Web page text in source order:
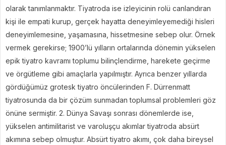
olarak tanımlanmaktır. Tiyatroda ise izleyicinin rolü canlandıran
kişi ile empati kurup, gerçek hayatta deneyimleyemediği hisleri
deneyimlemesine, yaşamasına, hissetmesine sebep olur. Örnek
vermek gerekirse; 1900’lü yılların ortalarında dönemin yükselen
epik tiyatro kavramı toplumu bilinçlendirme, harekete geçirme
ve örgütleme gibi amaçlarla yapılmıştır. Ayrıca benzer yıllarda
gördüğümüz grotesk tiyatro öncülerinden F. Dürrenmatt
tiyatrosunda da bir çözüm sunmadan toplumsal problemleri göz
önüne sermiştir. 2. Dünya Savaşı sonrası dönemlerde ise,
yükselen antimilitarist ve varoluşçu akımlar tiyatroda absürt
akımına sebep olmuştur. Absürt tiyatro akımı, çok daha bireysel